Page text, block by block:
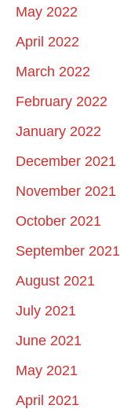
May 2022
April 2022
March 2022
February 2022
January 2022
December 2021
November 2021
October 2021
September 2021
August 2021
July 2021
June 2021
May 2021
April 2021